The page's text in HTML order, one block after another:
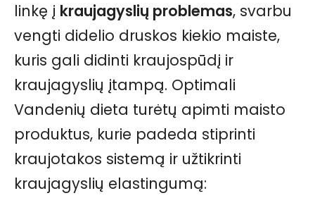
linkę į kraujagyslių problemas, svarbu
vengti didelio druskos kiekio maiste,
kuris gali didinti kraujospūdį ir
kraujagyslių įtampą. Optimali
Vandenių dieta turėtų apimti maisto
produktus, kurie padeda stiprinti
kraujotakos sistemą ir užtikrinti
kraujagyslių elastingumą: